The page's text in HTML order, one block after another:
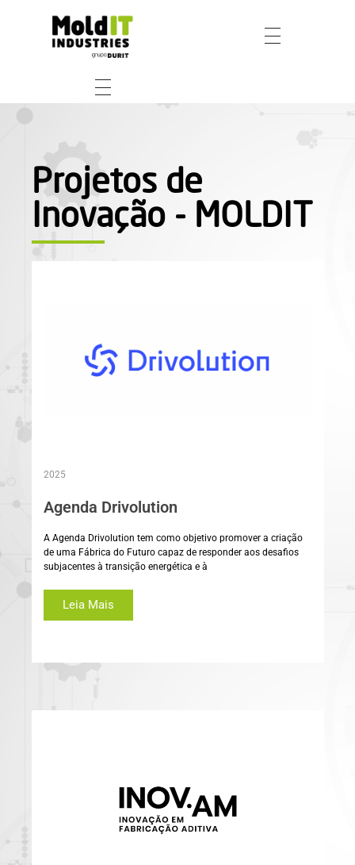
Projetos de
Inovação - MOLDIT
2025
Agenda Drivolution
A Agenda Drivolution tem como objetivo promover a criação
de uma Fábrica do Futuro capaz de responder aos desafios
subjacentes à transição energética e à
Leia Mais